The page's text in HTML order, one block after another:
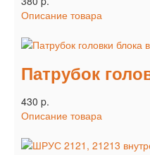
Описание товара
Патрубок
430 p.
Описание товара